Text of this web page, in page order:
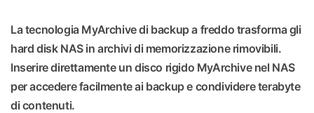
La tecnologia MyArchive di backup a freddo trasforma gli
hard disk NAS in archivi di memorizzazione rimovibili.
Inserire direttamente un disco rigido MyArchive nel NAS
per accedere facilmente ai backup e condividere terabyte
di contenuti.